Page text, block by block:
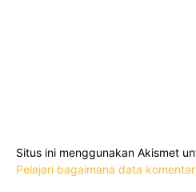
Situs ini menggunakan Akismet
Pelajari bagaimana data